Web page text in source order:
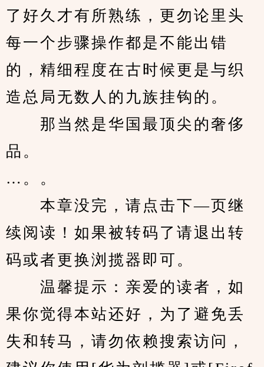
了好久才有所熟练，更勿论里头
每一个步骤操作都是不能出错
的，精细程度在古时候更是与织
造总局无数人的九族挂钩的。
那当然是华国最顶尖的奢侈
品。
…。。
本章没完，请点击下—页继
续阅读！如果被转码了请退出转
码或者更换浏揽器即可。
温馨提示：亲爱的读者，如
果你觉得本站还好，为了避免丢
失和转马，请勿依赖搜索访问，